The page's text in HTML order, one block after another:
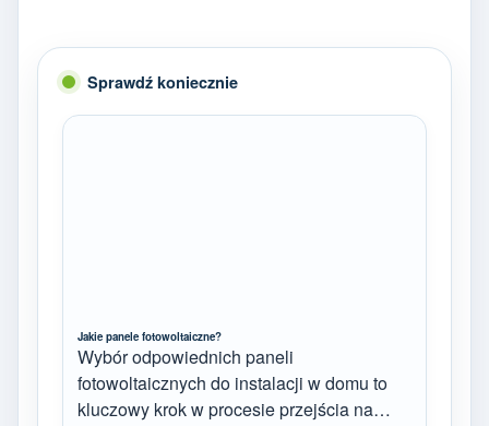
Sprawdź koniecznie
Jakie panele fotowoltaiczne?
Wybór odpowiednich paneli
fotowoltaicznych do instalacji w domu to
kluczowy krok w procesie przejścia na…